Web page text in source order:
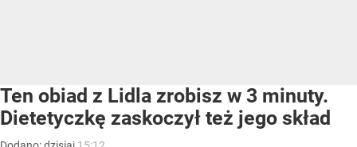
Ten obiad z Lidla zrobisz w 3 minuty.
Dietetyczkę zaskoczył też jego skład